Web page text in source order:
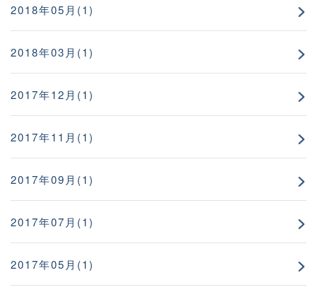
2018年05月(1)
2018年03月(1)
2017年12月(1)
2017年11月(1)
2017年09月(1)
2017年07月(1)
2017年05月(1)